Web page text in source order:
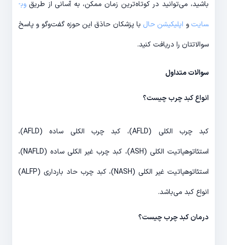
باشید، می­‌توانید در کوتاه‌­ترین زمان ممکن، به آسانی از طریق وب­
سایت و اپلیکیشن حال با پزشکان حاذق این حوزه گفت‌­وگو و پاسخ
سوالاتتان را دریافت کنید.
سوالات متداول
انواع کبد چرب چیست؟
کبد چرب الکلی (AFLD)، کبد چرب الکلی ساده (AFLD)،
استئاتوهپاتیت الکلی (ASH)، کبد چرب غیر الکلی ساده (NAFLD)،
استئاتوهپاتیت غیر الکلی (NASH)، کبد چرب حاد بارداری (ALFP)
انواع کبد می‌باشد.
درمان کبد چرب چیست؟